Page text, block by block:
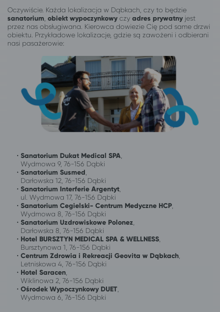
Oczywiście. Każda lokalizacja w Dąbkach, czy to będzie
sanatorium obiekt wypoczynkowyczy adres prywatnyjest
przez nas obsługiwana. Kierowca dowiezie Cię pod same drzwi
obiektu. Przykładowe lokalizacje, gdzie są zawożeni i odbierani
nasi pasażerowie:
• Sanatorium Dukat Medical SPA
Wydmowa 9, 76-156 Dąbki
• Sanatorium Susmed
Darłowska 12, 76-156 Dąbki
• Sanatorium Interferie Argentyt
ul. Wydmowa 17, 76-156 Dąbki
• Sanatorium Cegielski- Centrum Medyczne HCP
Wydmowa 8, 76-156 Dąbki
• Sanatorium Uzdrowiskowe Polonez
Darłowska 8, 76-156 Dąbki
• Hotel BURSZTYN MEDICAL SPA & WELLNESS
Bursztynowa 1, 76-156 Dąbki
• Centrum Zdrowia i Rekreacji Geovita w Dąbkach
Letniskowa 4, 76-156 Dąbki
• Hotel Saracen
Wiklinowa 2, 76-156 Dąbki
• Ośrodek Wypoczynkowy DUET
Wydmowa 6, 76-156 Dąbki